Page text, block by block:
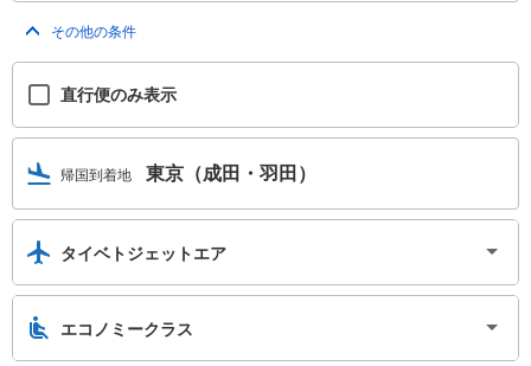
トグルを開く
その他の条件
直行便のみ表示
帰国到着地 東京（成田・羽田）